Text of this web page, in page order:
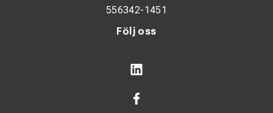
Följ oss
556342-1451